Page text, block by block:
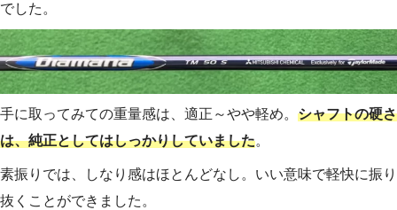
でした。
手に取ってみての重量感は、適正～やや軽め。 シャフトの硬さ
は、純正としてはしっかりしていました。
素振りでは、しなり感はほとんどなし。いい意味で軽快に振り
抜くことができました。